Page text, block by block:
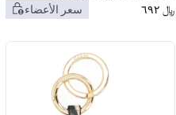
﷼ ٦٩٢ سعر الأعضاء